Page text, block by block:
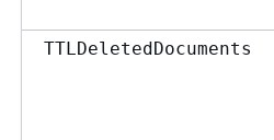
TTLDeletedDocuments